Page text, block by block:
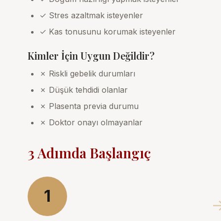
✓ Stres azaltmak isteyenler
✓ Kas tonusunu korumak isteyenler
Kimler İçin Uygun Değildir?
✗ Riskli gebelik durumları
✗ Düşük tehdidi olanlar
✗ Plasenta previa durumu
✗ Doktor onayı olmayanlar
3 Adımda Başlangıç
1